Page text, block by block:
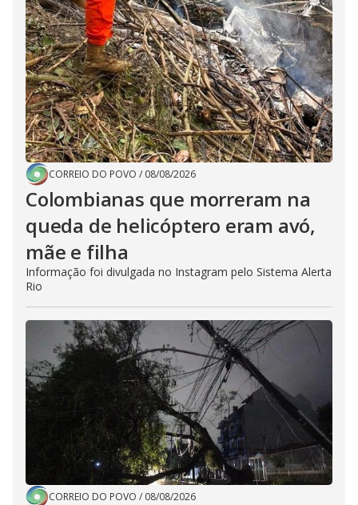
CORREIO DO POVO / 08/08/2026
Colombianas que morreram na
queda de helicóptero eram avó,
mãe e filha
Informação foi divulgada no Instagram pelo Sistema Alerta
Rio
CORREIO DO POVO / 08/08/2026